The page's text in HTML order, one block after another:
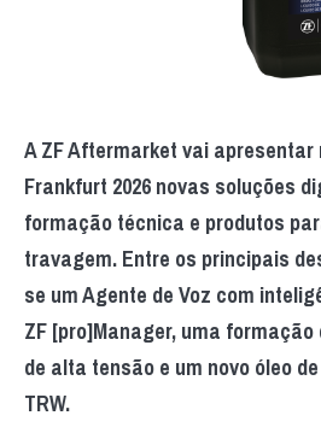
A ZF Aftermarket vai
Frankfurt 2026 novas soluções
formação técnica e produtos
travagem. Entre os principais
se um Agente de Voz com
ZF [pro]Manager, uma
de alta tensão e um novo óleo
TRW.